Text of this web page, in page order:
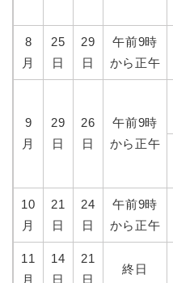
8
月
25
日
29
日
午前9時
から正午
9
月
29
日
26
日
午前9時
から正午
10
月
21
日
24
日
午前9時
から正午
11
月
14
日
21
日
終日